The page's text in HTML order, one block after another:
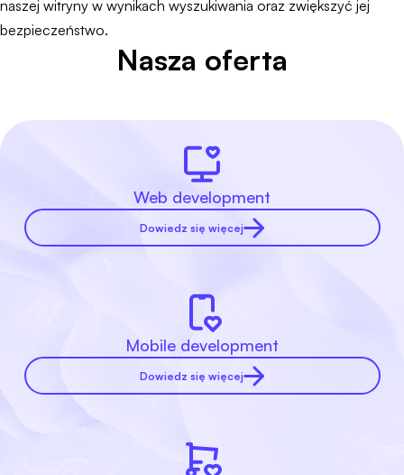
naszej witryny w wynikach wyszukiwania oraz zwiększyć jej
bezpieczeństwo.
Nasza oferta
Web development
Dowiedz się więcej
Mobile development
Dowiedz się więcej